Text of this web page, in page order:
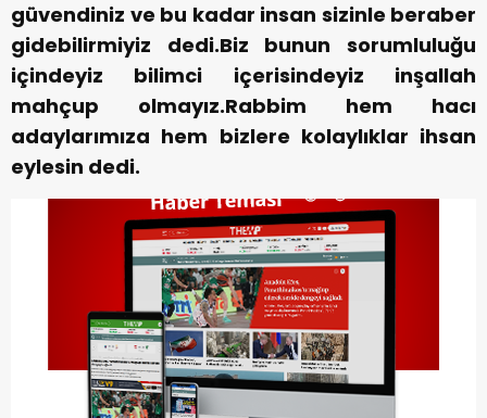
güvendiniz ve bu kadar insan sizinle beraber
gidebilirmiyiz dedi.Biz bunun sorumluluğu
içindeyiz bilimci içerisindeyiz inşallah
mahçup olmayız.Rabbim hem hacı
adaylarımıza hem bizlere kolaylıklar ihsan
eylesin dedi.